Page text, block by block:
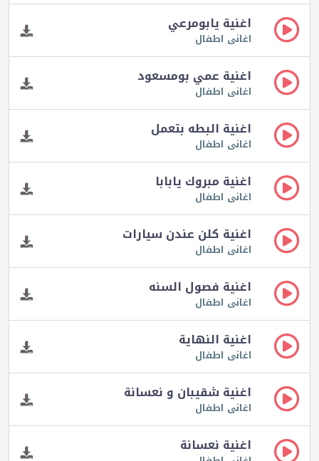
اغنية يابومرعي
اغانى اطفال
اغنية عمي بومسعود
اغانى اطفال
اغنية البطه بتعمل
اغانى اطفال
اغنية مبروك يابابا
اغانى اطفال
اغنية كلن عندن سيارات
اغانى اطفال
اغنية فصول السنه
اغانى اطفال
اغنية النهاية
اغانى اطفال
اغنية شقيبان و نعسانة
اغانى اطفال
اغنية نعسانة